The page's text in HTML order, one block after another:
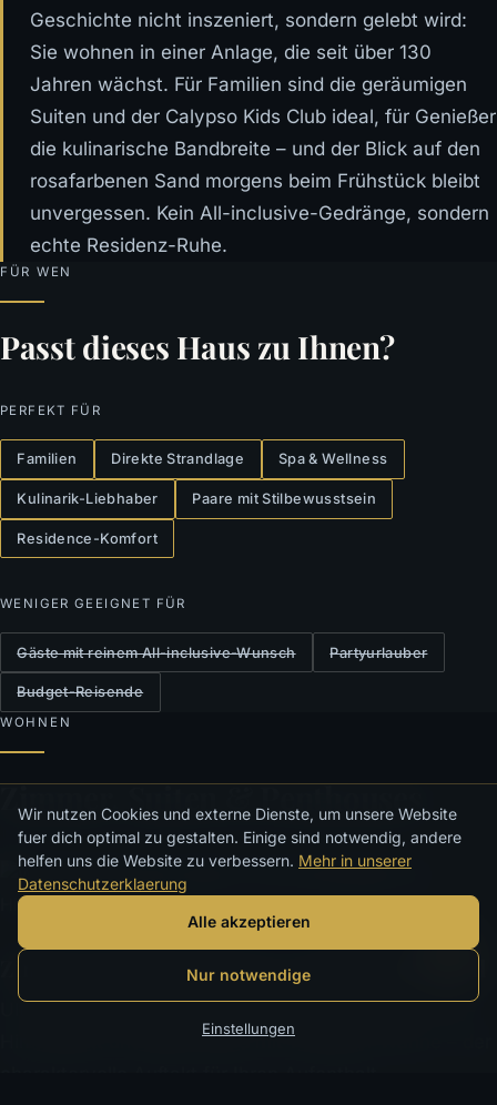
Geschichte nicht inszeniert, sondern gelebt wird:
Sie wohnen in einer Anlage, die seit über 130
Jahren wächst. Für Familien sind die geräumigen
Suiten und der Calypso Kids Club ideal, für Genießer
die kulinarische Bandbreite – und der Blick auf den
rosafarbenen Sand morgens beim Frühstück bleibt
unvergessen. Kein All-inclusive-Gedränge, sondern
echte Residenz-Ruhe.
FÜR WEN
Passt dieses Haus zu Ihnen?
PERFEKT FÜR
Familien Direkte Strandlage Spa & Wellness
Kulinarik-Liebhaber Paare mit Stilbewusstsein
Residence-Komfort
WENIGER GEEIGNET FÜR
Gäste mit reinem All-inclusive-Wunsch Partyurlauber
Budget-Reisende
WOHNEN
Zimmer, Suiten & Penthouses
Zimmer im historischen 19.-Jahrhundert-Stil
Ultra-geräumige Einheiten mit Gewölbedecken, King-
Himmelbett und Marmorbad mit Whirlpool-Wanne – der
Wir nutzen Cookies und externe Dienste, um unsere Website
fuer dich optimal zu gestalten. Einige sind notwendig, andere
helfen uns die Website zu verbessern. Mehr in unserer
Datenschutzerklaerung
Alle akzeptieren
Nur notwendige
Einstellungen